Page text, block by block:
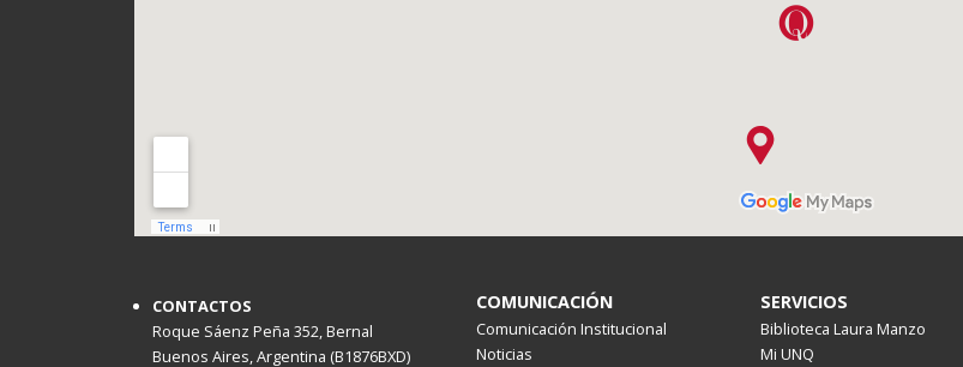
CONTACTOS
Roque Sáenz Peña 352, Bernal
Buenos Aires, Argentina (B1876BXD)
COMUNICACIÓN
Comunicación Institucional
Noticias
SERVICIOS
Biblioteca Laura Manzo
Mi UNQ